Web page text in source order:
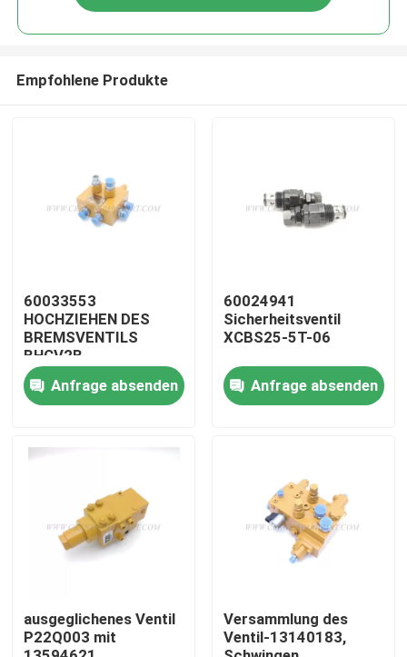
Über uns
Fabrik Tour
Empfohlene Produkte
60033553
HOCHZIEHEN DES
BREMSVENTILS
BHCV2B
Anfrage absenden
60024941
Sicherheitsventil
XCBS25-5T-06
Anfrage absenden
ausgeglichenes Ventil
P22Q003 mit
Versammlung des
Ventil-13140183,